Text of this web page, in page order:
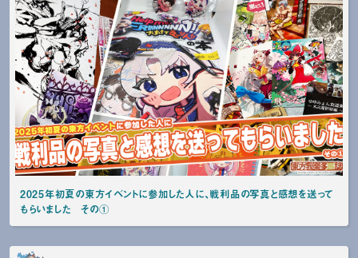
2025年初夏の東方イベントに参加した人に、戦利品の写真と感想を送って
もらいました その①